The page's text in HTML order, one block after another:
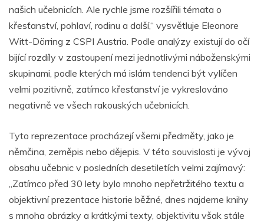
našich učebnicích. Ale rychle jsme rozšířili témata o
křesťanství, pohlaví, rodinu a další,“ vysvětluje Eleonore
Witt-Dörring z CSPI Austria. Podle analýzy existují do očí
bijící rozdíly v zastoupení mezi jednotlivými náboženskými
skupinami, podle kterých má islám tendenci být vylíčen
velmi pozitivně, zatímco křesťanství je vykreslováno
negativně ve všech rakouských učebnicích.
Tyto reprezentace procházejí všemi předměty, jako je
němčina, zeměpis nebo dějepis. V této souvislosti je vývoj
obsahu učebnic v posledních desetiletích velmi zajímavý:
„Zatímco před 30 lety bylo mnoho nepřetržitého textu a
objektivní prezentace historie běžné, dnes najdeme knihy
s mnoha obrázky a krátkými texty, objektivitu však stále